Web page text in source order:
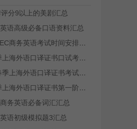
分9以上的美剧汇总
语高级必备口语资料汇总
务英语必备词汇汇总
语初级模拟题3汇总